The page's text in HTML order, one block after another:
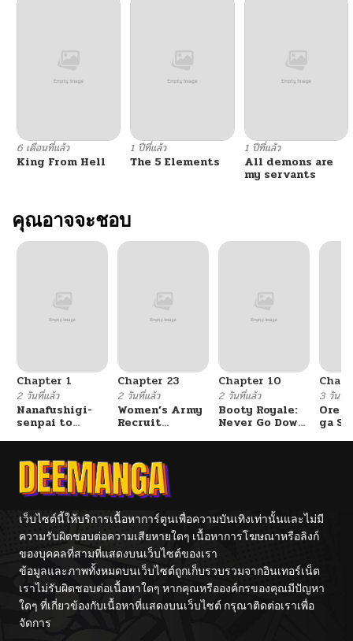
6 เดือนที่แล้ว
King From Hell
1 ปีที่แล้ว
The 5 Elements
1 ปีที่แล้ว
All demons are
my servants
คุณอาจจะชอบ
Chapter 1
2 วันที่แล้ว
Nanafushigi-
senpai to
Chapter 23
2 วันที่แล้ว
Women’s Army
Recruit
Chapter 10
2 วันที่แล้ว
Booty Royale:
Never Go Down
3 วันที่
Ore
ga
เว็บไซต์นี้ให้บริการเนื้อหาการ์ตูนเพื่อความบันเทิงเท่านั้นและไม่มี
ความรับผิดชอบต่อความเสียหายใดๆ เนื้อหาการโฆษณาหรือลิงก์
ของบุคคลที่สามที่แสดงบนเว็บไซต์ของเรา
ข้อมูลและภาพทั้งหมดบนเว็บไซต์ถูกเก็บรวบรวมจากอินเทอร์เน็ต
เราไม่รับผิดชอบต่อเนื้อหาใดๆ หากคุณหรือองค์กรของคุณมีปัญหา
ใดๆ ที่เกี่ยวข้องกับเนื้อหาที่แสดงบนเว็บไซต์ กรุณาติดต่อเราเพื่อ
จัดการ